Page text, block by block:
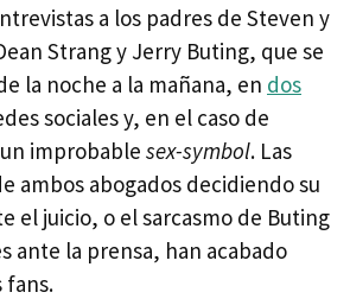
a los padres de Steven y
Strang y Jerry Buting, que se
la noche a la mañana, en dos
sociales y, en el caso de
improbable sex-symbol. Las
ambos abogados decidiendo su
el juicio, o el sarcasmo de Buting
ante la prensa, han acabado
fans.